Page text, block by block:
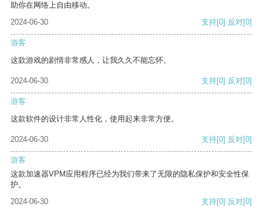
助你在网络上自由移动。
2024-06-30
支持[0] 反对[0]
游客
这款游戏的剧情非常感人，让我久久不能忘怀。
2024-06-30 支持[0] 反对[0]
游客
这款软件的设计非常人性化，使用起来非常方便。
2024-06-30 支持[0] 反对[0]
游客
这款加速器VPM应用程序已经为我们带来了无限的隐私保护和安全性保
护。
2024-06-30
支持[0] 反对[0]